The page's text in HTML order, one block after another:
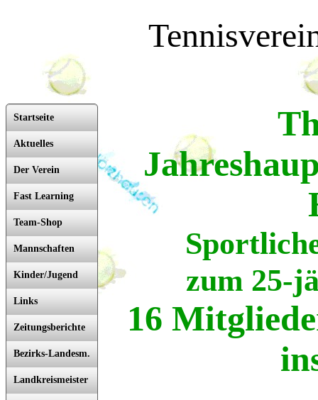
Startseite
Aktuelles
Der Verein
Fast Learning
Team-Shop
Mannschaften
Kinder/Jugend
Links
Zeitungsberichte
Bezirks-Landesm.
Landkreismeister
zum 25-
16